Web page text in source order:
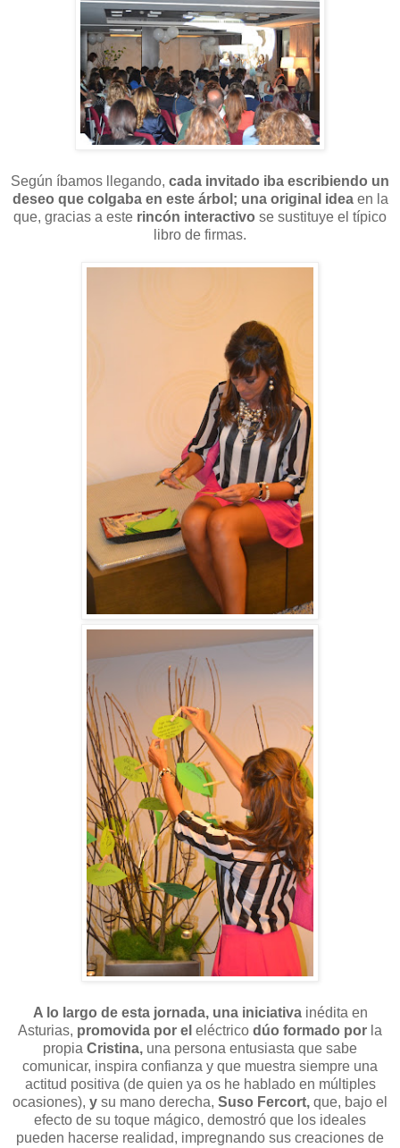
Según íbamos llegando, cada invitado iba escribiendo un
deseo que colgaba en este árbol; una original idea en la
que, gracias a este rincón interactivo se sustituye el típico
libro de firmas.
A lo largo de esta jornada, una iniciativainédita en
Asturias, promovida por el eléctrico dúo formado por la
propia Cristina, una persona entusiasta que sabe
comunicar, inspira confianza y que muestra siempre una
actitud positiva (de quien ya os he hablado en múltiples
ocasiones), y su mano derecha, Suso Fercort, que, bajo el
efecto de su toque mágico, demostró que los ideales
pueden hacerse realidad, impregnando sus creaciones de